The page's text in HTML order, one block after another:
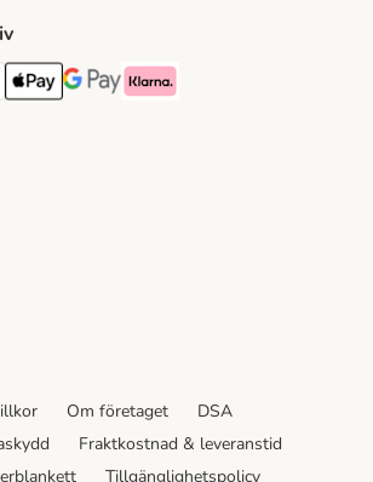
Method
Payment Method
Apple Pay Payment Method
Google Pay Payment Method
Klarna Payment Method
Method
Om företaget
DSA
Fraktkostnad & leveranstid
Tillgänglighetspolicy